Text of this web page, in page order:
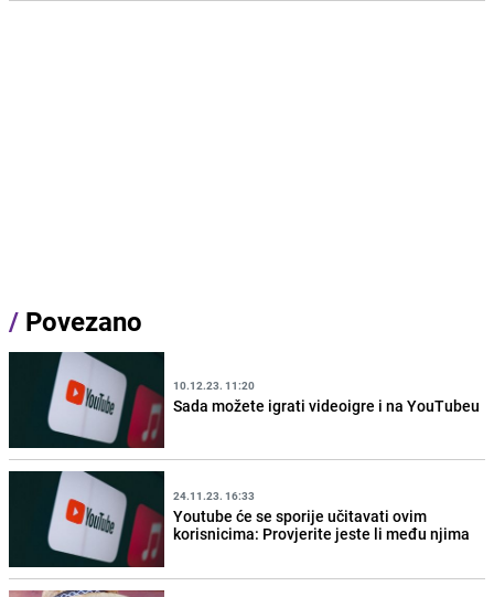
/ Povezano
10.12.23. 11:20
Sada možete igrati videoigre i na YouTubeu
24.11.23. 16:33
Youtube će se sporije učitavati ovim
korisnicima: Provjerite jeste li među njima